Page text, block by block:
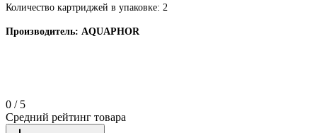
Количество картриджей в упаковке: 2
Производитель: AQUAPHOR
0 / 5
Средний рейтинг товара